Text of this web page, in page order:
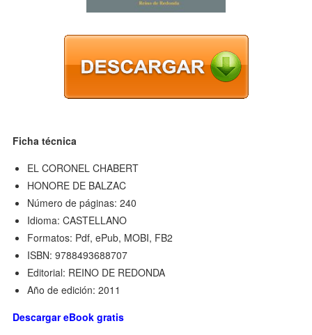
Ficha técnica
EL CORONEL CHABERT
HONORE DE BALZAC
Número de páginas: 240
Idioma: CASTELLANO
Formatos: Pdf, ePub, MOBI, FB2
ISBN: 9788493688707
Editorial: REINO DE REDONDA
Año de edición: 2011
Descargar eBook gratis